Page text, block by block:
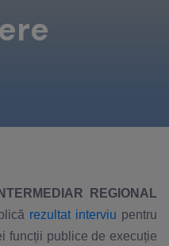
REGIONAL
rezultat interviu pentru
funcții publice de execuție